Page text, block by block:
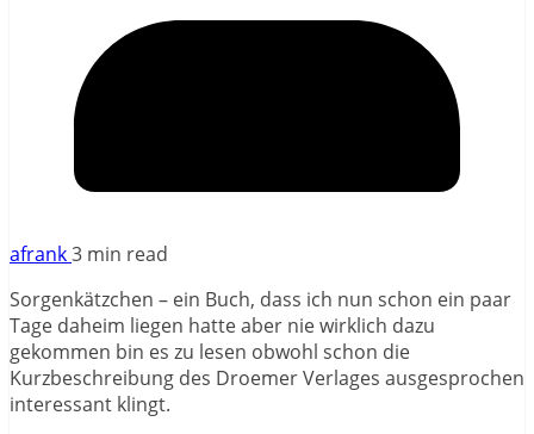
afrank3 min read
Sorgenkätzchen – ein Buch, dass ich nun schon ein paar
Tage daheim liegen hatte aber nie wirklich dazu
gekommen bin es zu lesen obwohl schon die
Kurzbeschreibung des Droemer Verlages ausgesprochen
interessant klingt.